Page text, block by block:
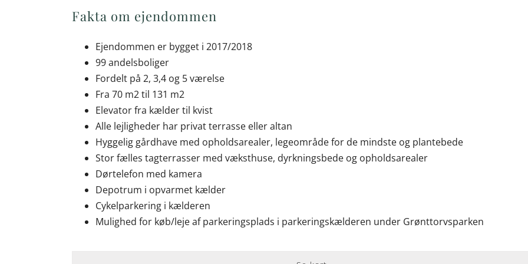
Fakta om ejendommen
Ejendommen er bygget i 2017/2018
99 andelsboliger
Fordelt på 2, 3,4 og 5 værelse
Fra 70 m2 til 131 m2
Elevator fra kælder til kvist
Alle lejligheder har privat terrasse eller altan
Hyggelig gårdhave med opholdsarealer, legeområde for de mindste og plantebede
Stor fælles tagterrasser med væksthuse, dyrkningsbede og opholdsarealer
Dørtelefon med kamera
Depotrum i opvarmet kælder
Cykelparkering i kælderen
Mulighed for køb/leje af parkeringsplads i parkeringskælderen under Grønttorvsparken